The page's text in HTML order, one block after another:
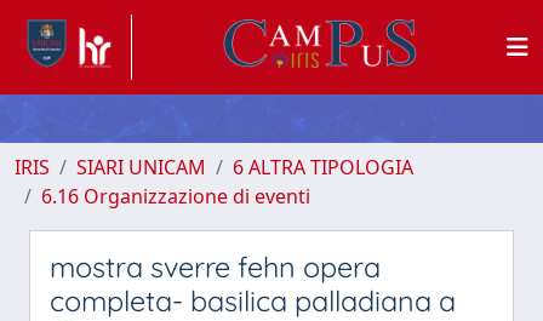
IRIS SIARI UNICAM
6 ALTRA TIPOLOGIA
6.16 Organizzazione di eventi
mostra sverre fehn opera
completa- basilica palladiana a